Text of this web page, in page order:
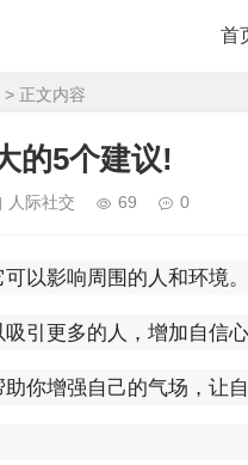
首
> 正文内容
的5个建议!
人际社交 69 0
以影响周围的人和环境。
引更多的人，增加自信
你增强自己的气场，让